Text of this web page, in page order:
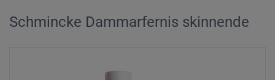
Schmincke Dammarfernis skinnende